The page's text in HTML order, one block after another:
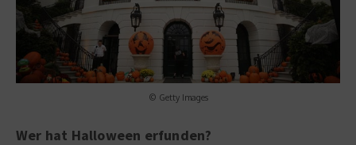
© Getty Images
Wer hat Halloween erfunden?